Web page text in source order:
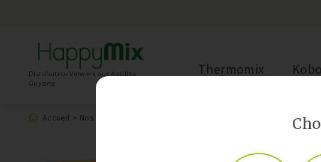
Distributeur Vorwerk aux Antilles-
Guyane
Thermomix
Accueil > Nos recettes Mousse de Thon et Crudités au Thermomix